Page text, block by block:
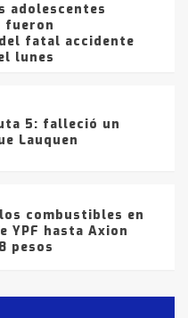
adolescentes
fueron
fatal accidente
lunes
5: falleció un
Lauquen
combustibles en
YPF hasta Axion
pesos